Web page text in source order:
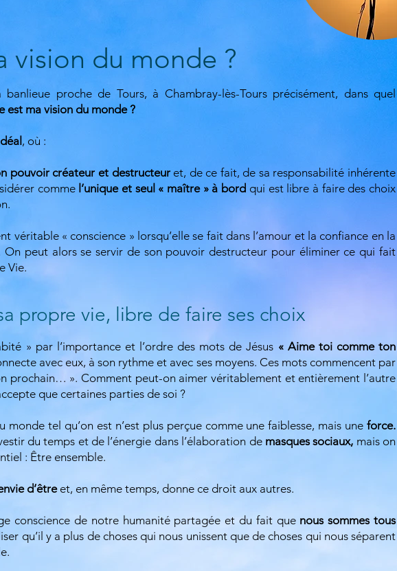
vision du monde ?
proche de Tours, à Chambray-lès-Tours précisément, dans quel
est ma vision du monde ?
, où :
pouvoir créateur et destructeur et, de ce fait, de sa responsabilité inhérente
comme l’unique et seul « maître » à bord qui est libre à faire des choix
véritable « conscience » lorsqu’elle se fait dans l’amour et la confiance en la
peut alors se servir de son pouvoir destructeur pour éliminer ce qui fait
Vie.
» par l’importance et l’ordre des mots de Jésus « Aime toi comme ton
avec eux, à son rythme et avec ses moyens. Ces mots commencent par
prochain… ». Comment peut-on aimer véritablement et entièrement l’autre
que certaines parties de soi ?
monde tel qu’on est n’est plus perçue comme une faiblesse, mais uneforce.
du temps et de l’énergie dans l’élaboration de masques sociaux, mais on
: Être ensemble.
d’êtreet, en même temps, donne ce droit aux autres.
conscience de notre humanité partagée et du fait que nous sommes tous
qu’il y a plus de choses qui nous unissent que de choses qui nous séparent
propre vie, libre de faire ses choix